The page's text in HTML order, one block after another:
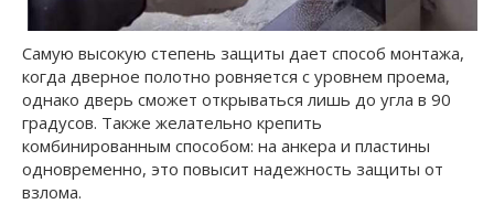
Самую высокую степень защиты дает способ монтажа,
когда дверное полотно ровняется с уровнем проема,
однако дверь сможет открываться лишь до угла в 90
градусов. Также желательно крепить
комбинированным способом: на анкера и пластины
одновременно, это повысит надежность защиты от
взлома.